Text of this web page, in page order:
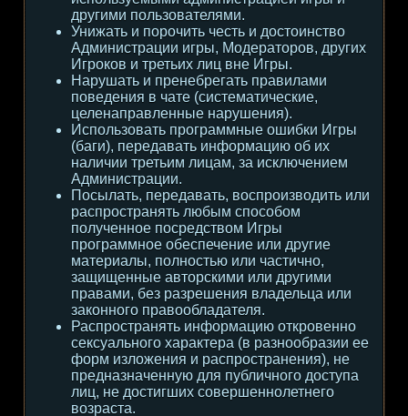
другими пользователями.
Унижать и порочить честь и достоинство
Администрации игры, Модераторов, других
Игроков и третьих лиц вне Игры.
Нарушать и пренебрегать правилами
поведения в чате (систематические,
целенаправленные нарушения).
Использовать программные ошибки Игры
(баги), передавать информацию об их
наличии третьим лицам, за исключением
Администрации.
Посылать, передавать, воспроизводить или
распространять любым способом
полученное посредством Игры
программное обеспечение или другие
материалы, полностью или частично,
защищенные авторскими или другими
правами, без разрешения владельца или
законного правообладателя.
Распространять информацию откровенно
сексуального характера (в разнообразии ее
форм изложения и распространения), не
предназначенную для публичного доступа
лиц, не достигших совершеннолетнего
возраста.